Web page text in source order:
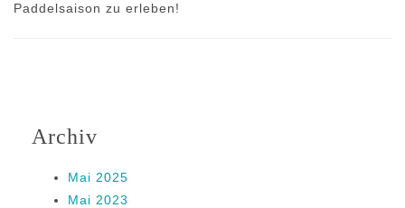
Paddelsaison zu erleben!
Archiv
Mai 2025
Mai 2023